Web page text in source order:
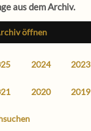
aus dem Archiv.
öffnen
2024 2023
2020 2019